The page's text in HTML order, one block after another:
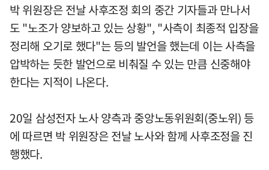
박 위원장은 전날 사후조정 회의 중간 기자들과 만나서
도 "노조가 양보하고 있는 상황", "사측이 최종적 입장을
정리해 오기로 했다"는 등의 발언을 했는데 이는 사측을
압박하는 듯한 발언으로 비춰질 수 있는 만큼 신중해야
한다는 지적이 나온다.
20일 삼성전자 노사 양측과 중앙노동위원회(중노위) 등
에 따르면 박 위원장은 전날 노사와 함께 사후조정을 진
행했다.